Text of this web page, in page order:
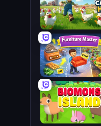
Catch
Furniture Master: Idle Tycoon
Biomons